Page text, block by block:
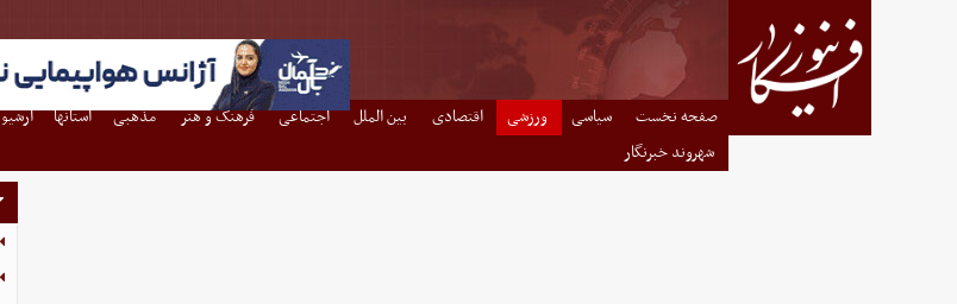
صفحه نخست سیاسی ورزشی اقتصادی بین الملل اجتماعی فرهنگ و هنر مذهبی استانها آرشیو
شهروند خبرنگار